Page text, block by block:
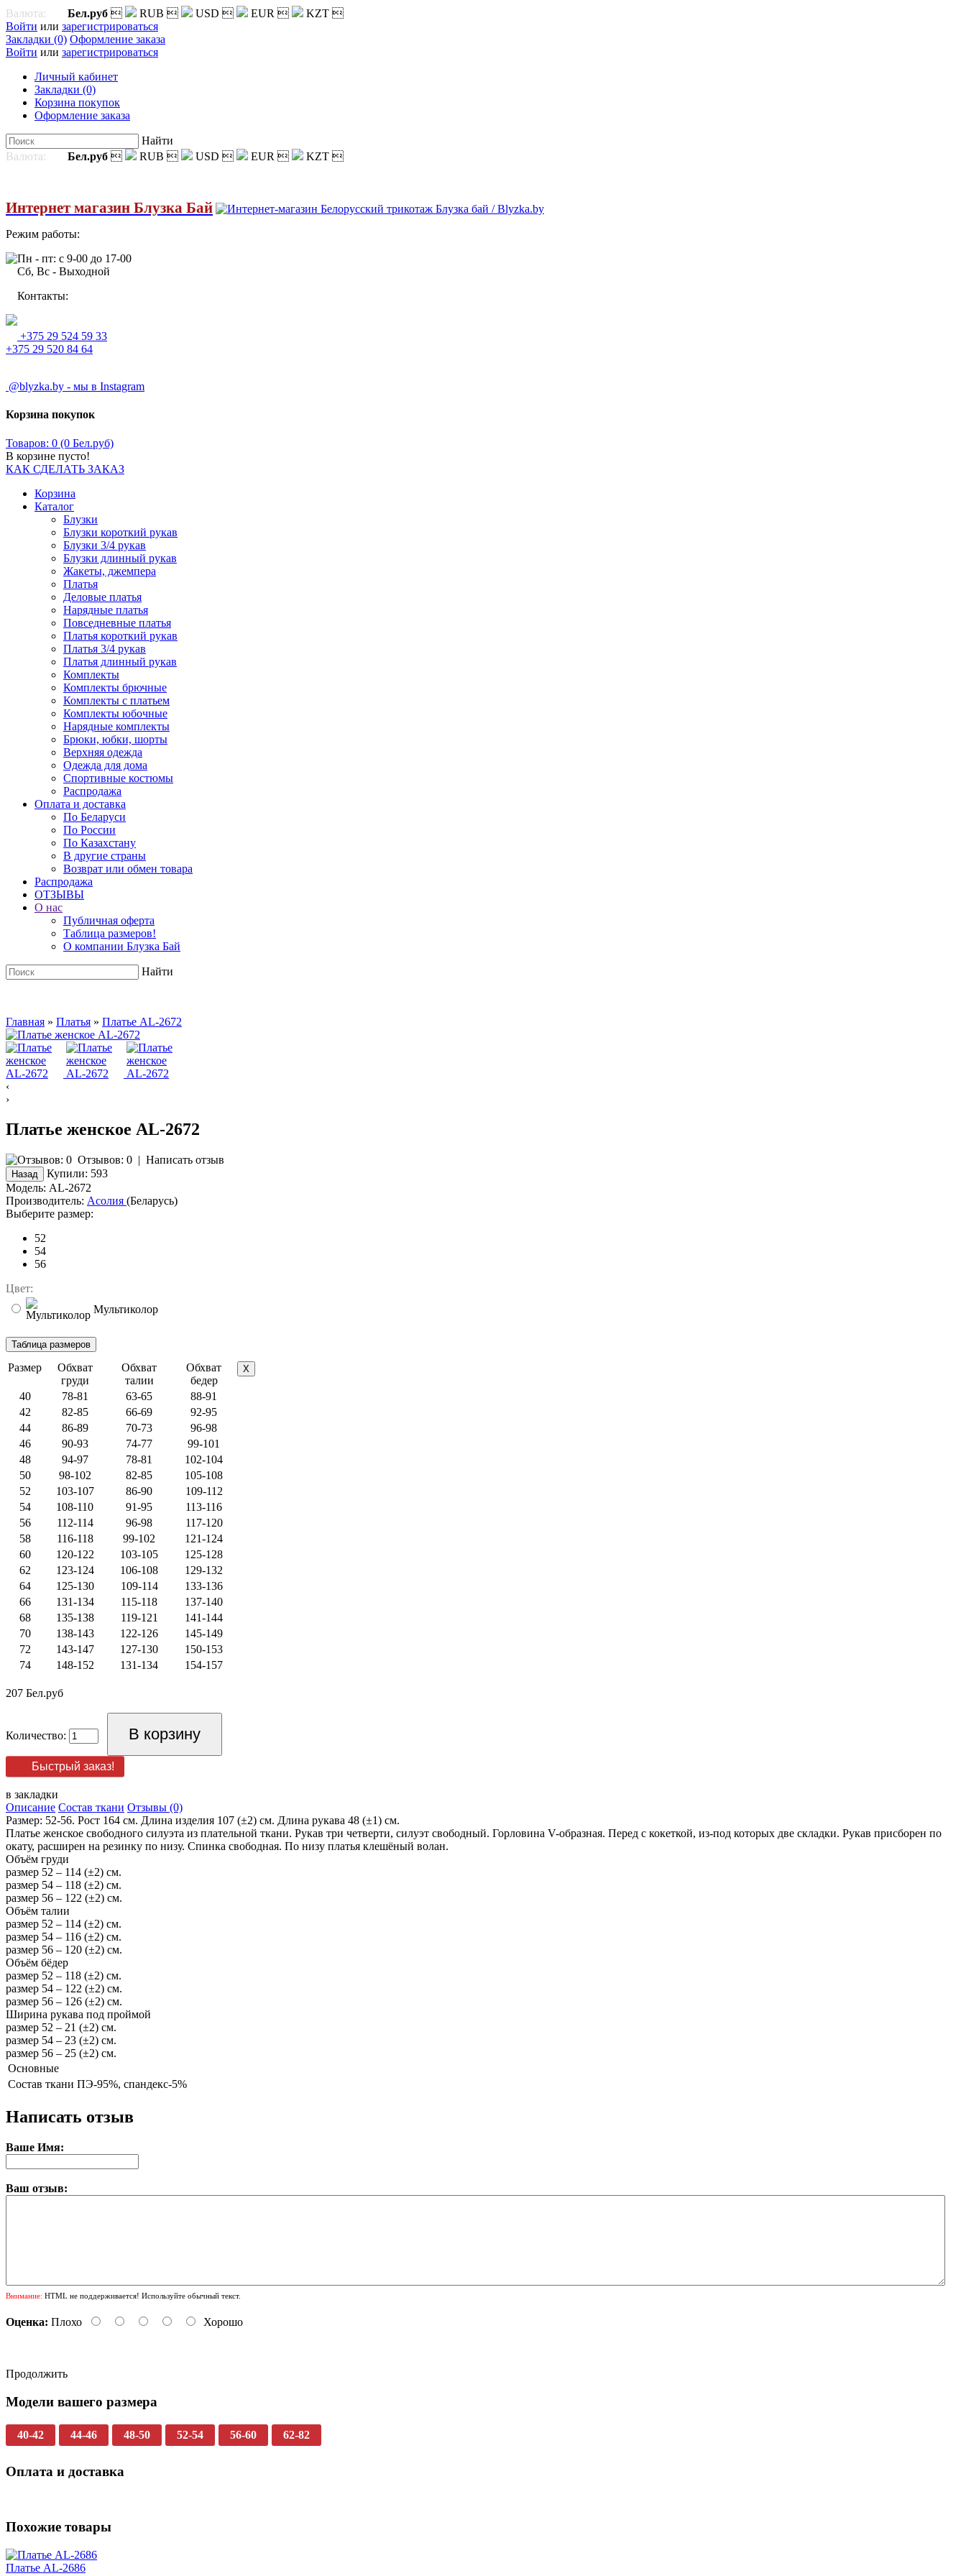
Валюта: Бел.руб  RUB  USD  EUR  KZT 
Войти или зарегистрироваться
Закладки (0) Оформление заказа
Войти или зарегистрироваться
Личный кабинет
Закладки (0)
Корзина покупок
Оформление заказа
Найти
Валюта:
Бел.руб  RUB  USD  EUR  KZT 
Интернет магазин Блузка Бай
Режим работы:
Пн - пт: с 9-00 до 17-00
Сб, Вс - Выходной
Контакты:
+375 29 524 59 33
+375 29 520 84 64
@blyzka.by - мы в Instagram
Корзина покупок
Товаров: 0 (0 Бел.руб)
В корзине пусто!
КАК СДЕЛАТЬ ЗАКАЗ
Корзина
Каталог
Блузки
Блузки короткий рукав
Блузки 3/4 рукав
Блузки длинный рукав
Жакеты, джемпера
Платья
Деловые платья
Нарядные платья
Повседневные платья
Платья короткий рукав
Платья 3/4 рукав
Платья длинный рукав
Комплекты
Комплекты брючные
Комплекты с платьем
Комплекты юбочные
Нарядные комплекты
Брюки, юбки, шорты
Верхняя одежда
Одежда для дома
Спортивные костюмы
Распродажа
Оплата и доставка
По Беларуси
По России
По Казахстану
В другие страны
Возврат или обмен товара
Распродажа
ОТЗЫВЫ
О нас
Публичная оферта
Таблица размеров!
О компании Блузка Бай
Найти
Главная » Платья » Платье AL-2672
‹
›
Платье женское AL-2672
Отзывов: 0 | Написать отзыв
Купили: 593
Модель: AL-2672
Производитель: Асолия (Беларусь)
Выберите размер:
52
54
56
Цвет:
Мультиколор
Размер
Обхват
груди
Обхват
талии
Обхват
бедер
X
40 78-81 63-65
88-91
42
82-85 66-69
92-95
44
86-89 70-73
96-98
46
90-93 74-77
99-101
48
94-97 78-81
102-104
50
98-102 82-85
105-108
52
103-107 86-90
109-112
54
108-110 91-95
113-116
56
112-114 96-98
117-120
58
116-118 99-102
121-124
60
120-122 103-105
125-128
62
123-124 106-108
129-132
64
125-130 109-114
133-136
66
131-134 115-118
137-140
68
135-138 119-121
141-144
70
138-143 122-126
145-149
72
143-147 127-130
150-153
74
148-152 131-134 154-157
207 Бел.руб
Количество:
Быстрый заказ!
в закладки
Описание Состав ткани Отзывы (0)
Размер: 52-56. Рост 164 см. Длина изделия 107 (±2) см. Длина рукава 48 (±1) см.
Платье женское свободного силуэта из плательной ткани. Рукав три четверти, силуэт свободный. Горловина V-образная. Перед с кокеткой, из-под которых две складки. Рукав присборен по
окату, расширен на резинку по низу. Спинка свободная. По низу платья клешёный волан.
Объём груди
размер 52 – 114 (±2) см.
размер 54 – 118 (±2) см.
размер 56 – 122 (±2) см.
Объём талии
размер 52 – 114 (±2) см.
размер 54 – 116 (±2) см.
размер 56 – 120 (±2) см.
Объём бёдер
размер 52 – 118 (±2) см.
размер 54 – 122 (±2) см.
размер 56 – 126 (±2) см.
Ширина рукава под проймой
размер 52 – 21 (±2) см.
размер 54 – 23 (±2) см.
размер 56 – 25 (±2) см.
Основные
Состав ткани ПЭ-95%, спандекс-5%
Написать отзыв
Ваше Имя:
Ваш отзыв:
Внимание: HTML не поддерживается! Используйте обычный текст.
Оценка: Плохо Хорошо
Продолжить
Модели вашего размера
40-42 44-46 48-50 52-54 56-60 62-82
Оплата и доставка
Похожие товары
Платье AL-2686